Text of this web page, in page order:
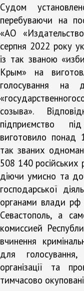
Судом
перебуваючи на
«АО
серпня 2022 року
із так званою
Крым» на
голосування на
созыва».
підприємство
виготовило понад
так званих
508 140 російських
діючи умисно та
господарської
органами влади
Севастополь, а
комиссией
вчинення
для
організації та
тимчасово